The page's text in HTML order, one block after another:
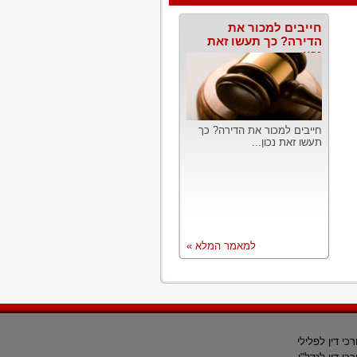
חייבים למכור את
הדירה? כך תעשו זאת
נכון
חייבים למכור את הדירה? כך
תעשו זאת נכון...
למאמר המלא »
דין לפלילי